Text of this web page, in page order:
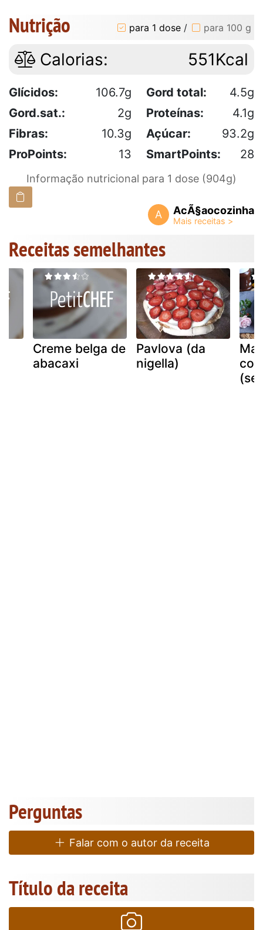
Nutrição para 1 dose / para 100 g
Calorias: 551Kcal
Glícidos: 106.7g Gord total:
4.5g
Gord.sat.:
2g Proteínas:
4.1g
Fibras:
10.3g Açúcar:
93.2g
ProPoints:
13 SmartPoints: 28
Informação nutricional para 1 dose (904g)
A AcÃ§aocozinha
Receitas semelhantes
Creme belga de
abacaxi
Pavlova (da
nigella)
Perguntas
Falar com o autor da receita
Título da receita